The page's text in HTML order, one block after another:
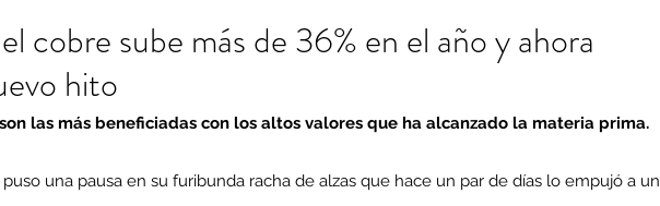
cobre sube más de 36% en el año y ahora
hito
las más beneficiadas con los altos valores que ha alcanzado la materia prima.
una pausa en su furibunda racha de alzas que hace un par de días lo empujó a un